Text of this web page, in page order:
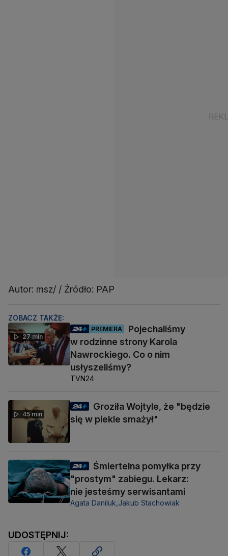
Autor: msz/ / Źródło: PAP
ZOBACZ TAKŻE:
27 min
PREMIERA
Pojechaliśmy
w rodzinne strony Karola
Nawrockiego. Co o nim
usłyszeliśmy?
TVN24
45 min
Groziła Wojtyle, że "będzie
się w piekle smażył"
Śmiertelna pomyłka przy
"prostym" zabiegu. Lekarz:
nie jesteśmy serwisantami
Agata Daniluk, Jakub Stachowiak
UDOSTĘPNIJ: